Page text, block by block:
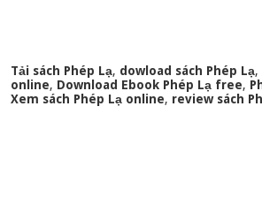
Tải sách Phép Lạ, dowload sách Phép Lạ,
online, Download Ebook Phép Lạ free,
Xem sách Phép Lạ online, review sách